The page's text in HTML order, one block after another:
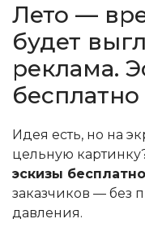
Лето —
будет
реклама.
бесплатно
Идея есть, но на
цельную
эскизы бесплатно
заказчиков — без
давления.